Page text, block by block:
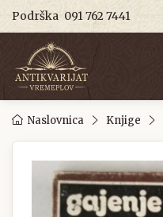
Podrška 091 762 7441
Naslovnica Knjige